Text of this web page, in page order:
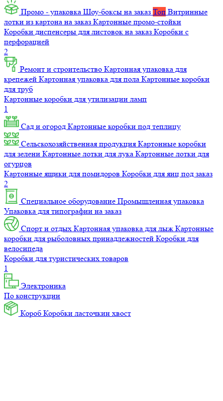
Промо - упаковка Шоу-боксы на заказ Топ Витринные
лотки из картона на заказ Картонные промо-стойки
Коробки диспенсеры для листовок на заказ Коробки с
перфорацией
2
Ремонт и строительство Картонная упаковка для
крепежей Картонная упаковка для пола Картонные коробки
для труб
Картонные коробки для утилизации ламп
1
Сад и огород Картонные коробки под теплицу
Сельскохозяйственная продукция Картонные коробки
для зелени Картонные лотки для лука Картонные лотки для
огурцов
Картонные ящики для помидоров Коробки для яиц под заказ
2
Специальное оборудование Промышленная упаковка
Упаковка для типографии на заказ
Спорт и отдых Картонная упаковка для лыж Картонные
коробки для рыболовных принадлежностей Коробки для
велосипеда
Коробки для туристических товаров
1
Электроника
По конструкции
Короб Коробки ласточкин хвост